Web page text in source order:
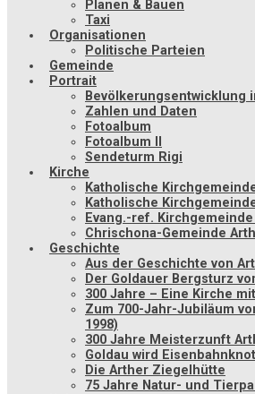
Planen & Bauen
Taxi
Organisationen
Politische Parteien
Gemeinde
Portrait
Bevölkerungsentwicklung
Zahlen und Daten
Fotoalbum
Fotoalbum II
Sendeturm Rigi
Kirche
Katholische
Katholische
Evang.-ref.
Chrischona-Gemeinde Arth
Geschichte
Aus der Geschichte von
Der Goldauer Bergsturz
300 Jahre – Eine Kirche
Zum 700-Jahr-Jubiläum
1998)
300 Jahre Meisterzunft
Goldau wird
Die Arther Ziegelhütte
75 Jahre Natur- und